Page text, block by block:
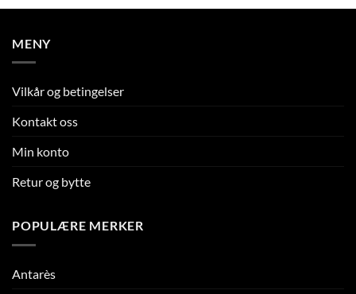
MENY
Vilkår og betingelser
Kontakt oss
Min konto
Retur og bytte
POPULÆRE MERKER
Antarès